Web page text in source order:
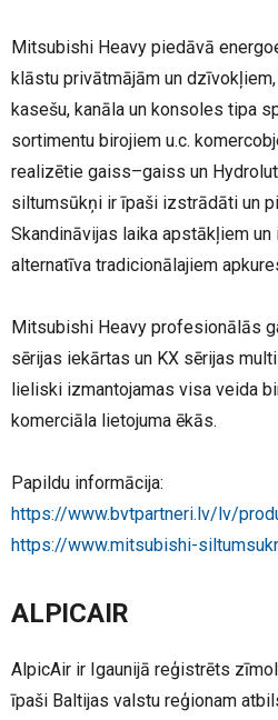
Mitsubishi Heavy piedāvā
klāstu privātmājām un
kasešu, kanāla un konsoles tipa
sortimentu birojiem u.c.
realizētie gaiss–gaiss un
siltumsūkņi ir īpaši izstrādāti un
Skandināvijas laika apstākļiem
alternatīva tradicionālajiem
Mitsubishi Heavy profesionālās
sērijas iekārtas un KX sērijas
lieliski izmantojamas visa veida
komerciāla lietojuma ēkās.
Papildu informācija:
https://www.bvtpartneri.lv/lv/
https://www.mitsubishi-
ALPICAIR
AlpicAir ir Igaunijā reģistrēts
īpaši Baltijas valstu reģionam